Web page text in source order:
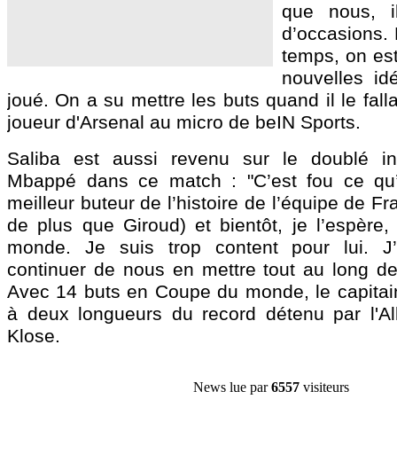
que nous,
temps, on
nouvelles
joué. On a su mettre les buts quand il le
joueur d'Arsenal au micro de beIN Sports.
Saliba est aussi revenu sur le doublé
Mbappé dans ce match : "C’est fou ce
meilleur buteur de l’histoire de l’équipe de
de plus que Giroud) et bientôt, je
monde. Je suis trop content pour lui.
continuer de nous en mettre tout au long
Avec 14 buts en Coupe du monde, le
à deux longueurs du record détenu par
Klose.
News lue par6557 visiteurs